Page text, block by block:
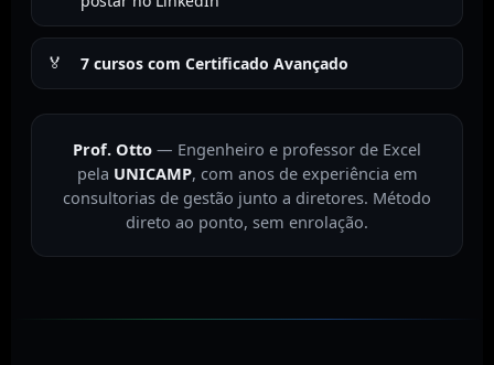
7 cursos com Certificado Avançado
Prof. Otto — Engenheiro e professor de Excel
pela UNICAMP, com anos de experiência em
consultorias de gestão junto a diretores. Método
direto ao ponto, sem enrolação.